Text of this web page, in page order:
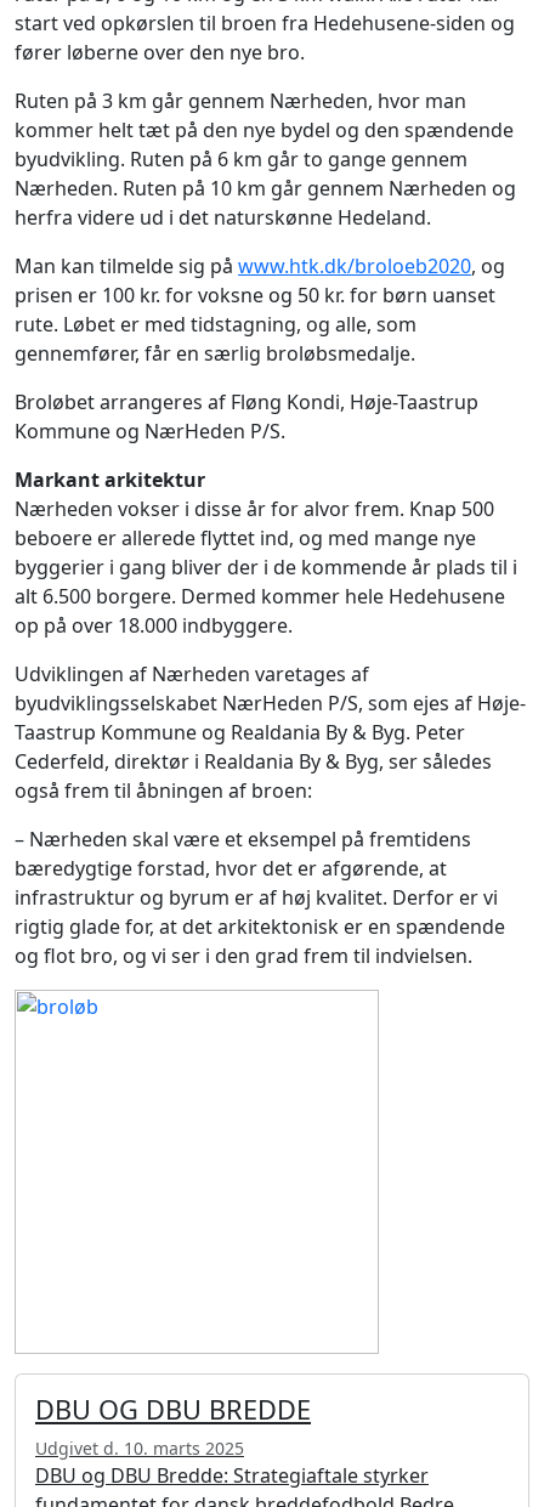
start ved opkørslen til broen fra Hedehusene-siden og
fører løberne over den nye bro.
Ruten på 3 km går gennem Nærheden, hvor man
kommer helt tæt på den nye bydel og den spændende
byudvikling. Ruten på 6 km går to gange gennem
Nærheden. Ruten på 10 km går gennem Nærheden og
herfra videre ud i det naturskønne Hedeland.
Man kan tilmelde sig på www.htk.dk/broloeb2020, og
prisen er 100 kr. for voksne og 50 kr. for børn uanset
rute. Løbet er med tidstagning, og alle, som
gennemfører, får en særlig broløbsmedalje.
Broløbet arrangeres af Fløng Kondi, Høje-Taastrup
Kommune og NærHeden P/S.
Markant arkitektur
Nærheden vokser i disse år for alvor frem. Knap 500
beboere er allerede flyttet ind, og med mange nye
byggerier i gang bliver der i de kommende år plads til i
alt 6.500 borgere. Dermed kommer hele Hedehusene
op på over 18.000 indbyggere.
Udviklingen af Nærheden varetages af
byudviklingsselskabet NærHeden P/S, som ejes af Høje-
Taastrup Kommune og Realdania By & Byg. Peter
Cederfeld, direktør i Realdania By & Byg, ser således
også frem til åbningen af broen:
– Nærheden skal være et eksempel på fremtidens
bæredygtige forstad, hvor det er afgørende, at
infrastruktur og byrum er af høj kvalitet. Derfor er vi
rigtig glade for, at det arkitektonisk er en spændende
og flot bro, og vi ser i den grad frem til indvielsen.
DBU OG DBU BREDDE
Udgivet d. 10. marts 2025
DBU og DBU Bredde: Strategiaftale styrker